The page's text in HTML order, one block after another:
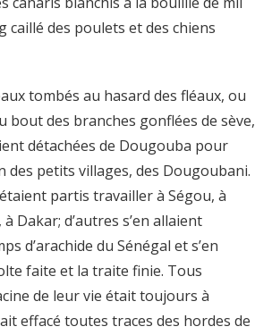
caillé des poulets et des chiens
tombés au hasard des fléaux, ou
bout des branches gonflées de sève,
détachées de Dougouba pour
des petits villages, des Dougoubani.
partis travailler à Ségou, à
Dakar; d’autres s’en allaient
d’arachide du Sénégal et s’en
faite et la traite finie. Tous
de leur vie était toujours à
effacé toutes traces des hordes de